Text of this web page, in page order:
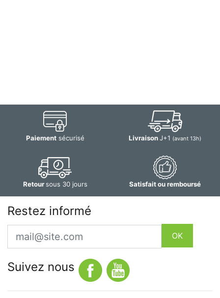
Paiementsécurisé LivraisonJ+1 (avant 13h)
Retoursous 30 jours Satisfait ou remboursé
Restez informé
Email
OK
Suivez nous